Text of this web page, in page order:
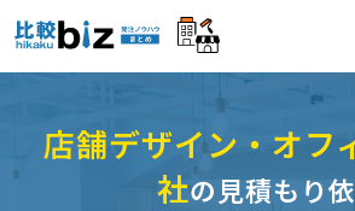
店舗デザイン・オフ
社の見積もり